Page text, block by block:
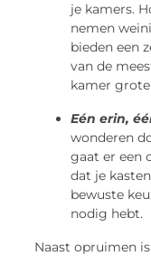
je kamers.
nemen
bieden een
van de
kamer
Eén erin,
wonderen
gaat er een
dat je
bewuste
nodig hebt.
Naast opruimen